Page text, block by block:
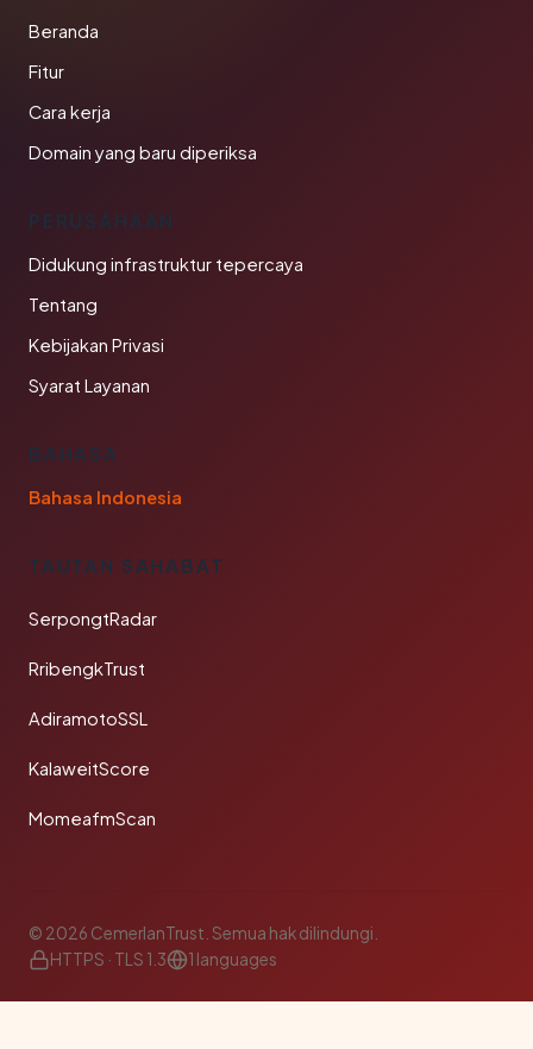
Beranda
Fitur
Cara kerja
Domain yang baru diperiksa
PERUSAHAAN
Didukung infrastruktur tepercaya
Tentang
Kebijakan Privasi
Syarat Layanan
BAHASA
Bahasa Indonesia
TAUTAN SAHABAT
SerpongtRadar
RribengkTrust
AdiramotoSSL
KalaweitScore
MomeafmScan
© 2026 CemerlanTrust. Semua hak dilindungi.
HTTPS · TLS 1.3
1 languages